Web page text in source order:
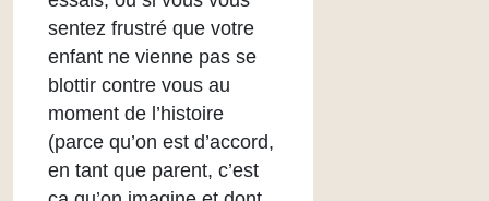
sentez frustré que votre
enfant ne vienne pas se
blottir contre vous au
moment de l’histoire
(parce qu’on est d’accord,
en tant que parent, c’est